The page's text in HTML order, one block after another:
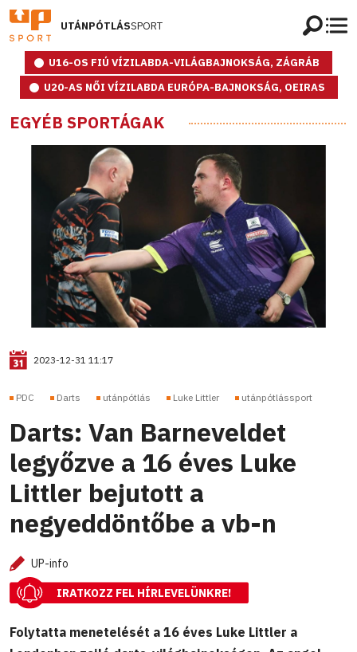
UTÁNPÓTLÁSSPORT
U16-OS FIÚ VÍZILABDA-VILÁGBAJNOKSÁG, ZÁGRÁB
U20-AS NŐI VÍZILABDA EURÓPA-BAJNOKSÁG, OEIRAS
EGYÉB SPORTÁGAK
2023-12-31 11:17
PDC Darts utánpótlás Luke Littler utánpótlássport
Darts: Van Barneveldet
legyőzve a 16 éves Luke
Littler bejutott a
negyeddöntőbe a vb-n
UP-info
IRATKOZZ FEL HÍRLEVELÜNKRE!
Folytatta menetelését a 16 éves Luke Littler a